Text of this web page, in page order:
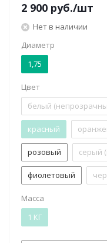
2 900 руб./шт
Нет в наличии
Диаметр
1,75
Цвет
белый
красный
розовый серый
фиолетовый
Масса
1 КГ